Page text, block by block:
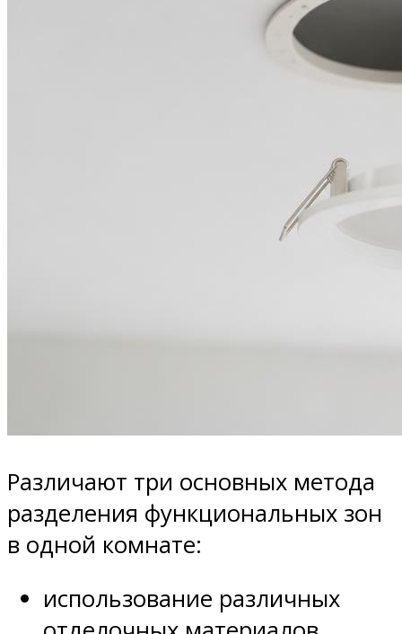
Различают три основных метода
разделения функциональных зон
в одной комнате:
использование различных